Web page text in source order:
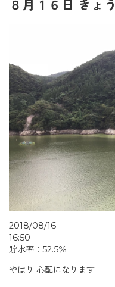
８月１６日 きょ
2018/08/16
16:50
貯水率：52.5％
やはり 心配になります